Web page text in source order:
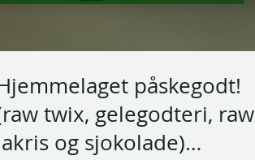
påskegodt!
twix, gelegodteri, raw
og sjokolade)